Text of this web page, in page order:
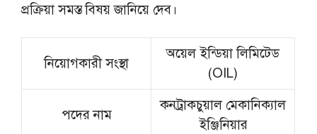
প্রক্রিয়া সমস্ত বিষয় জানিয়ে দেব।
নিয়োগকারী সংস্থা
অয়েল ইন্ডিয়া লিমিটেড
(OIL)
পদের নাম
কনট্রাকচুয়াল মেকানিক্যাল
ইঞ্জিনিয়ার